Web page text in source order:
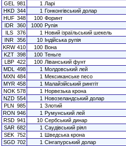
GEL
981 1 Ларі
HKD 344 1 Гонконгівський долар
HUF 348 100 Форинт
IDR 360 1000 Рупія
ILS
376 1 Новий ізраїльський шекель
INR 356 10 Індійська рупія
KRW 410 100 Вона
KZT 398 100 Теньге
LBP 422 100 Ліванський фунт
MDL
498 1 Молдовський лей
MXN 484 1 Мексиканське песо
MYR 458 1 Малайзійський ринггіт
NOK 578 1 Норвезька крона
NZD 554 1 Новозеландський долар
PLN 985 1 Злотий
RON 946 1 Румунський лей
RSD 941 10 Сербський динар
SAR 682 1 Саудівський ріял
SEK 752 1 Шведська крона
SGD 702 1 Сінгапурський долар